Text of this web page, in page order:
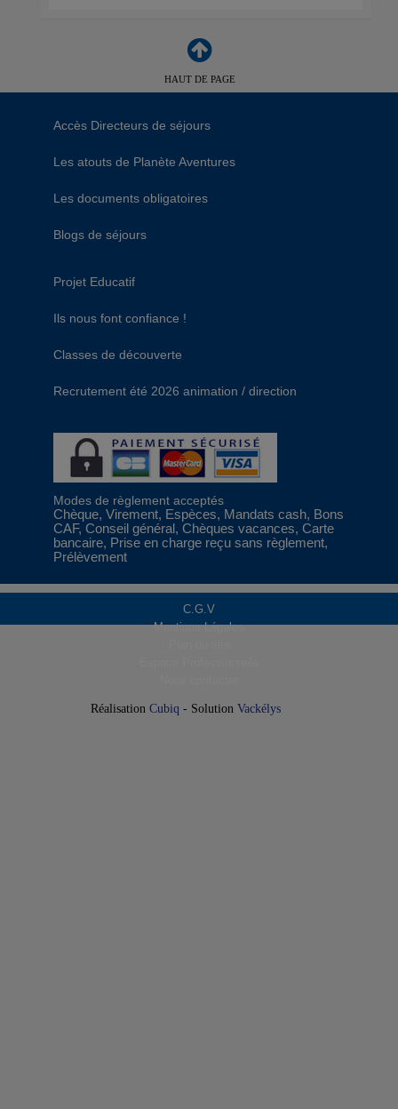
HAUT DE PAGE
Accès Directeurs de séjours
Les atouts de Planète Aventures
Les documents obligatoires
Blogs de séjours
Projet Educatif
Ils nous font confiance !
Classes de découverte
Recrutement été 2026 animation / direction
Modes de règlement acceptés
Chèque, Virement, Espèces, Mandats cash, Bons
CAF, Conseil général, Chèques vacances, Carte
bancaire, Prise en charge reçu sans règlement,
Prélèvement
C.G.V
Mentions Légales
Réalisation Cubiq - Solution Vackélys